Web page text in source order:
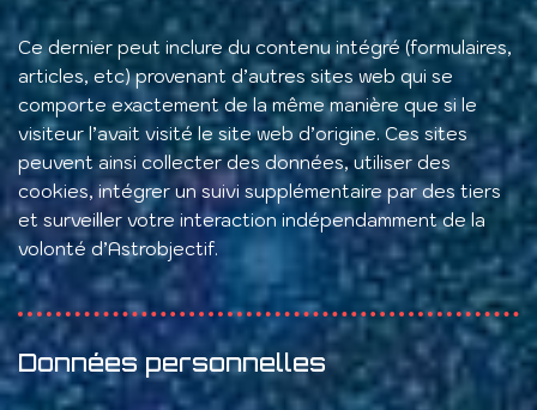
Ce dernier peut inclure du contenu intégré (formulaires,
articles, etc) provenant d’autres sites web qui se
comporte exactement de la même manière que si le
visiteur l’avait visité le site web d’origine. Ces sites
peuvent ainsi collecter des données, utiliser des
cookies, intégrer un suivi supplémentaire par des tiers
et surveiller votre interaction indépendamment de la
volonté d’Astrobjectif.
Données personnelles